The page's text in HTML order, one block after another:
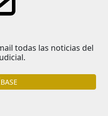
todas las noticias del